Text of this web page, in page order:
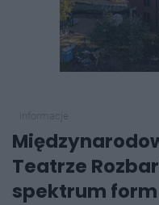
Teatrze
spektrum